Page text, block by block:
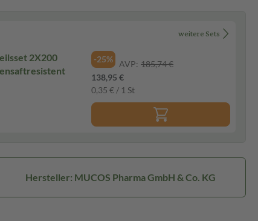
weitere Sets
2X200
-25% AVP: 185,74 €
138,95 €
0,35 € / 1 St
Hersteller: MUCOS Pharma GmbH & Co. KG